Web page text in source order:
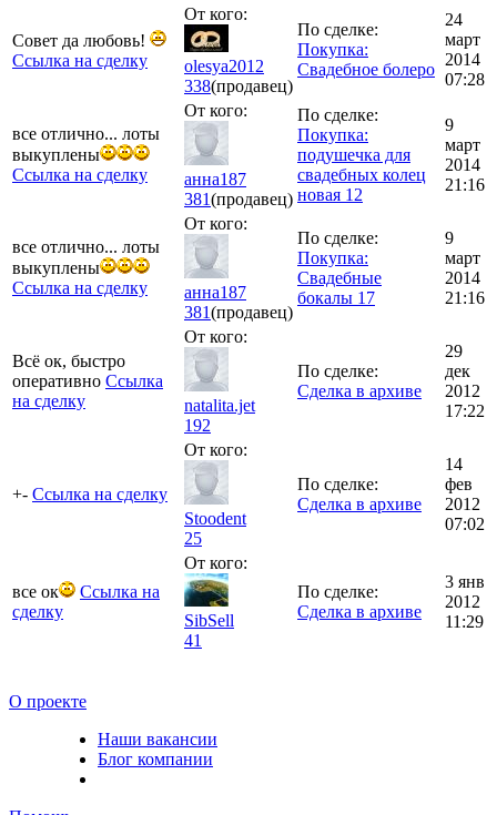
Совет да любовь!
Ссылка на сделку
От кого:
olesya2012
338(продавец)
По сделке:
Покупка:
Свадебное болеро
24
март
2014
07:28
все отлично... лоты
выкуплены
Ссылка на сделку
От кого:
анна187
381(продавец)
По сделке:
Покупка:
подушечка для
свадебных колец
новая 12
9
март
2014
21:16
все отлично... лоты
выкуплены
Ссылка на сделку
От кого:
анна187
381(продавец)
По сделке:
Покупка:
Свадебные
бокалы 17
9
март
2014
21:16
Всё ок, быстро
оперативно Ссылка
на сделку
От кого:
natalita.jet
192
По сделке:
Сделка в архиве
29
дек
2012
17:22
+- Ссылка на сделку
От кого:
Stoodent
25
По сделке:
Сделка в архиве
14
фев
2012
07:02
все ок
Ссылка на
сделку
От кого:
SibSell
41
По сделке:
Сделка в архиве
3 янв
2012
11:29
О проекте
Наши вакансии
Блог компании